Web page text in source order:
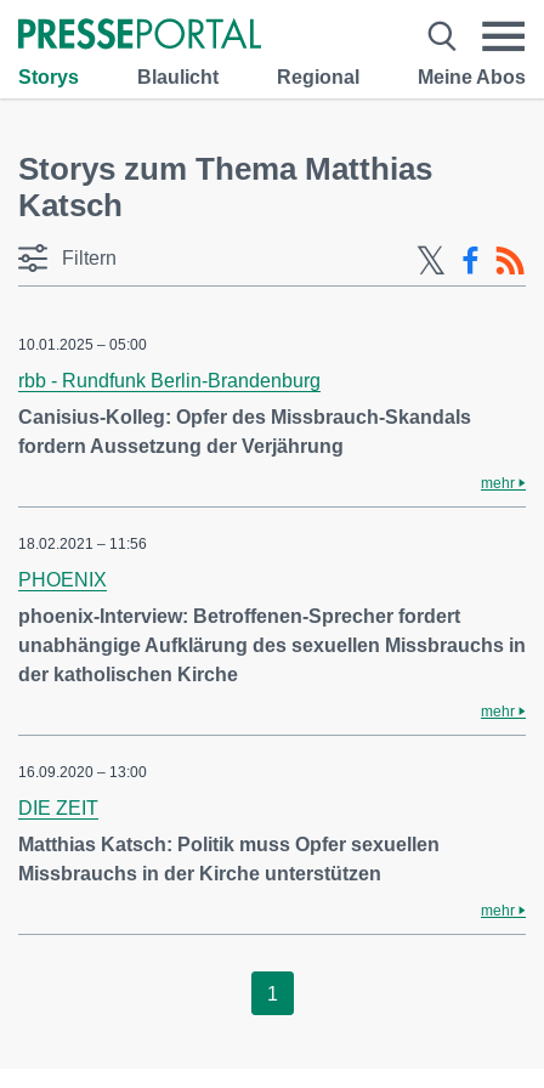
Storys Blaulicht Regional Meine Abos
Storys zum Thema Matthias
Katsch
Filtern
10.01.2025 – 05:00
rbb - Rundfunk Berlin-Brandenburg
Canisius-Kolleg: Opfer des Missbrauch-Skandals
fordern Aussetzung der Verjährung
mehr
18.02.2021 – 11:56
PHOENIX
phoenix-Interview: Betroffenen-Sprecher fordert
unabhängige Aufklärung des sexuellen Missbrauchs in
der katholischen Kirche
mehr
16.09.2020 – 13:00
DIE ZEIT
Matthias Katsch: Politik muss Opfer sexuellen
Missbrauchs in der Kirche unterstützen
mehr
1